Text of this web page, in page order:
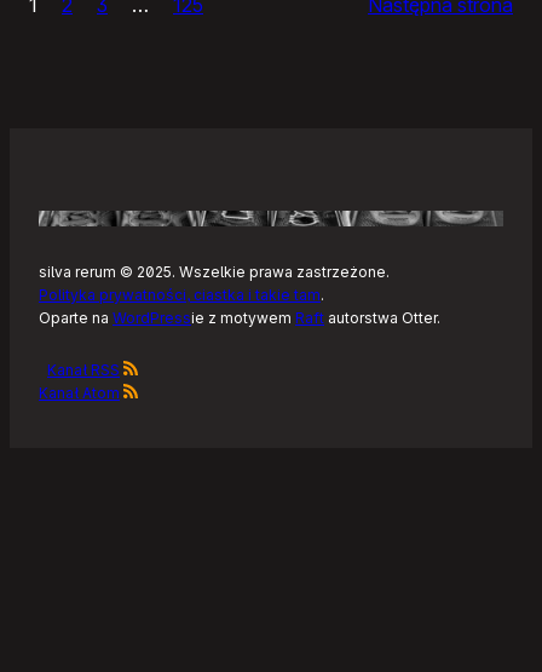
–
Linuksa
silva rerum © 2025. Wszelkie prawa zastrzeżone.
Polityka prywatności, ciastka i takie tam.
Oparte na WordPressie z motywem Raft autorstwa Otter.
Kanał RSS
Kanał Atom